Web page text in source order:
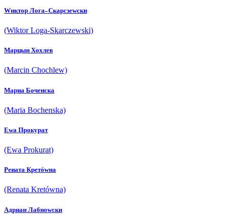
Wиктор Лога–Скарcзеwски
(Wiktor Loga-Skarczewski)
Марцын Хохлев
(Marcin Chochlew)
Мариа Боченска
(Maria Bochenska)
Еwа Прокурат
(Ewa Prokurat)
Рената Кретówна
(Renata Kretówna)
Адриан Лабноwски